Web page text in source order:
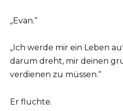
„Evan.“
„Ich werde mir ein Leben
darum dreht, mir deinen
verdienen zu müssen.“
Er fluchte.